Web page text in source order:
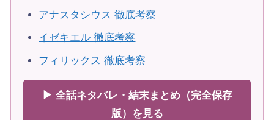
アナスタシウス 徹底考察
イゼキエル 徹底考察
フィリックス 徹底考察
▶ 全話ネタバレ・結末まとめ（完全保存
版）を見る